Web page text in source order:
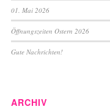
01. Mai 2026
Öffnungszeiten Ostern 2026
Gute Nachrichten!
ARCHIV